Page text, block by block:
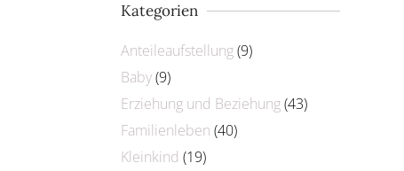
Kategorien
Anteileaufstellung(9)
Baby(9)
Erziehung und Beziehung(43)
Familienleben (40)
Kleinkind (19)